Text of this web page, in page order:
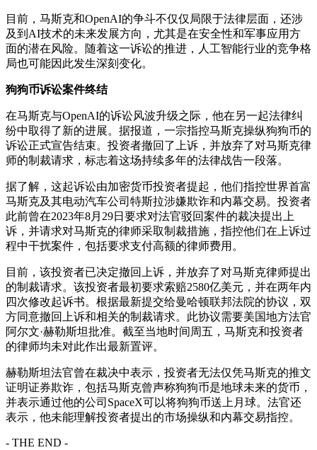
目前，马斯克和OpenAI的争斗不仅仅局限于法律层面，还涉
及到AI技术的未来发展方向，尤其是在安全性和军事应用方
面的潜在风险。随着这一诉讼的推进，人工智能行业的竞争格
局也可能因此发生深刻变化。
狗狗币诉讼案件终结
在马斯克与OpenAI的诉讼风波升级之际，他在另一起法律纠
纷中取得了新的进展。据报道，一宗指控马斯克操纵狗狗币的
诉讼正式宣告结束。投资者撤回了上诉，并放弃了对马斯克律
师的制裁请求，标志着这场持续多年的法律战告一段落。
据了解，这起诉讼由加密货币投资者提起，他们指控世界首富
马斯克及其电动汽车公司特斯拉涉嫌欺诈和内幕交易。投资者
此前曾在2023年8月29日要求对法官驳回案件的裁决提出上
诉，并请求对马斯克的律师采取制裁措施，指控他们在上诉过
程中干扰案件，包括要求支付高额的律师费用。
目前，该投资者已决定撤回上诉，并放弃了对马斯克律师提出
的制裁请求。该投资者最初要求索赔2580亿美元，并在两年内
四次修改起诉书。根据最新提交给曼哈顿联邦法院的协议，双
方同意撤回上诉和相关的制裁请求。此协议需要美国地方法官
阿尔文·赫勒斯坦批准。截至当地时间周五，马斯克和投资者
的律师均未对此作出最新置评。
赫勒斯坦法官曾在裁决中表示，投资者无法仅凭马斯克的推文
证明证券欺诈，包括马斯克曾声称狗狗币是地球未来的货币，
并表示通过他的公司SpaceX可以将狗狗币送上月球。法官还
表示，他未能理解投资者提出的市场操纵和内幕交易指控。
- THE END -